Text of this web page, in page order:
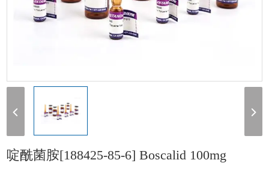
啶酰菌胺[188425-85-6] Boscalid 100mg